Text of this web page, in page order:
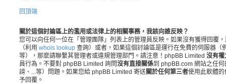
回頂端
關於這個討論區上的濫用或法律上的相關事務，我該向誰反映？
您可以向任何一位在「管理團隊」列表上的管理員反映。如果沒有獲得回覆
（利用 whois lookup 查詢）或者，如果這個討論區是運行在免費的伺服器（
等），那麼請聯繫其管理者或違規管理部門。請注意！phpBB Limited 沒有權
員行為。不要對 phpBB Limited 詢問沒有直接關係到 phpBB.com 網站之任
謗、...等）問題。如果您給 phpBB Limited 寄送關於任何第三者使用此軟體
予回覆。